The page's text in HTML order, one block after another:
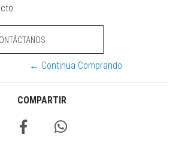
← Continua Comprando
COMPARTIR